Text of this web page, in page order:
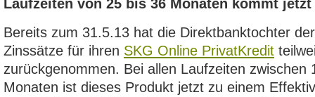
Laufzeiten von 25 bis 36 Monaten kommt
Bereits zum 31.5.13 hat die Direktbanktochter
Zinssätze für ihren SKG Online PrivatKredit
zurückgenommen. Bei allen Laufzeiten zwischen
Monaten ist dieses Produkt jetzt zu einem